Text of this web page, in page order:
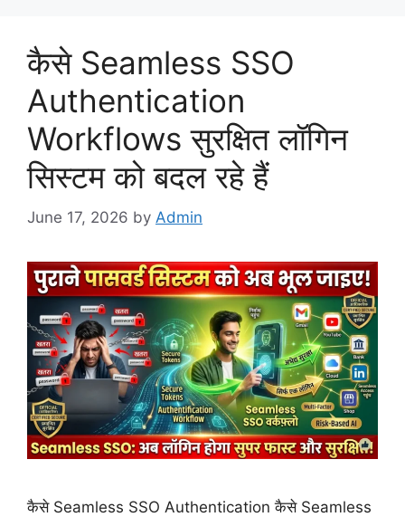
कैसे Seamless SSO
Authentication
Workflows सुरक्षित लॉगिन
सिस्टम को बदल रहे हैं
June 17, 2026 by Admin
कैसे Seamless SSO Authentication कैसे Seamless